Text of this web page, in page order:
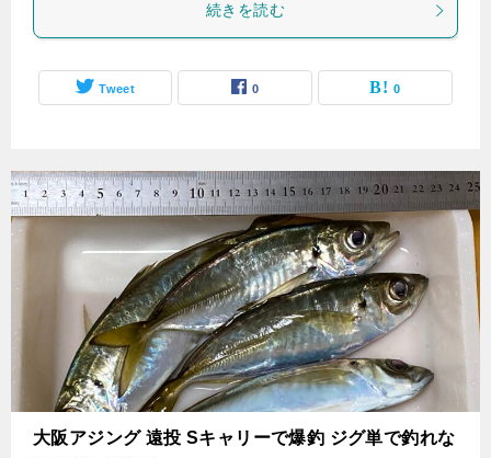
続きを読む
Tweet 0 0
大阪アジング 遠投 Sキャリーで爆釣 ジグ単で釣れな